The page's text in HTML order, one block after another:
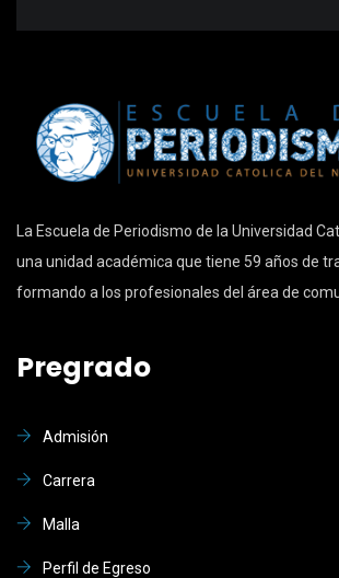
La Escuela de Periodismo de la Universidad
una unidad académica que tiene 59 años de
formando a los profesionales del área de
Pregrado
Admisión
Carrera
Malla
Perfil de Egreso